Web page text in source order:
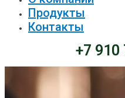
Продукты
Контакты
+7 910